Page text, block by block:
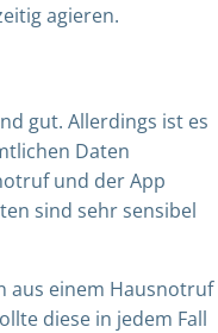
agieren.
gut. Allerdings ist es
Daten
und der App
sind sehr sensibel
aus einem Hausnotruf
diese in jedem Fall